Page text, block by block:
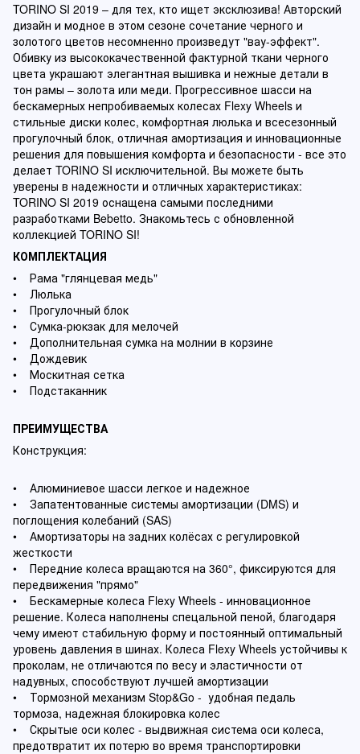
TORINO SI 2019 – для тех, кто ищет эксклюзива! Авторский
дизайн и модное в этом сезоне сочетание черного и
золотого цветов несомненно произведут "вау-эффект".
Обивку из высококачественной фактурной ткани черного
цвета украшают элегантная вышивка и нежные детали в
тон рамы – золота или меди. Прогрессивное шасси на
бескамерных непробиваемых колесах Flexy Wheels и
стильные диски колес, комфортная люлька и всесезонный
прогулочный блок, отличная амортизация и инновационные
решения для повышения комфорта и безопасности - все это
делает TORINO SI исключительной. Вы можете быть
уверены в надежности и отличных характеристиках:
TORINO SI 2019 оснащена самыми последними
разработками Bebetto. Знакомьтесь с обновленной
коллекцией TORINO SI!
КОМПЛЕКТАЦИЯ
• Рама "глянцевая медь"
• Люлька
• Прогулочный блок
• Сумка-рюкзак для мелочей
• Дополнительная сумка на молнии в корзине
• Дождевик
• Москитная сетка
• Подстаканник
ПРЕИМУЩЕСТВА
Конструкция:
• Алюминиевое шасси легкое и надежное
• Запатентованные системы амортизации (DMS) и
поглощения колебаний (SAS)
• Амортизаторы на задних колёсах с регулировкой
жесткости
• Передние колеса вращаются на 360°, фиксируются для
передвижения "прямо"
• Бескамерные колеса Flexy Wheels - инновационное
решение. Колеса наполнены спецальной пеной, благодаря
чему имеют стабильную форму и постоянный оптимальный
уровень давления в шинах. Колеса Flexy Wheels устойчивы к
проколам, не отличаются по весу и эластичности от
надувных, способствуют лучшей амортизации
• Тормозной механизм Stop&Go - удобная педаль
тормоза, надежная блокировка колес
• Скрытые оси колес - выдвижная система оси колеса,
предотвратит их потерю во время транспортировки